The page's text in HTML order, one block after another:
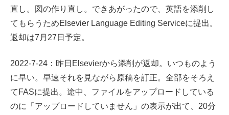
直し。図の作り直し。できあがったので、英語を添削し
てもらうためElsevier Language Editing Serviceに提出。
返却は7月27日予定。
2022-7-24：昨日Elsevierから添削が返却。いつものよう
に早い。早速それを見ながら原稿を訂正。全部をそろえ
てFASに提出。途中、ファイルをアップロードしている
のに「アップロードしていません」の表示が出て、20分